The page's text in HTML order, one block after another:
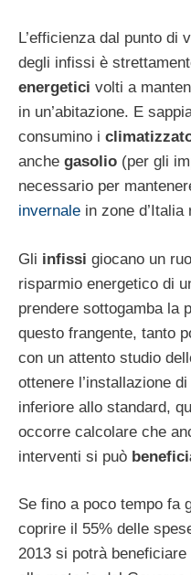
L’efficienza dal punto di
degli infissi è
energetici volti a
in un’abitazione. E
consumino i
anche gasolio (per gli
necessario per
invernale in zone
Gli infissi giocano un
risparmio energetico di
prendere sottogamba la
questo frangente, tanto
con un attento studio
ottenere l’installazione
inferiore allo standard,
occorre calcolare che
interventi si può
Se fino a poco tempo fa
coprire il 55% delle
2013 si potrà